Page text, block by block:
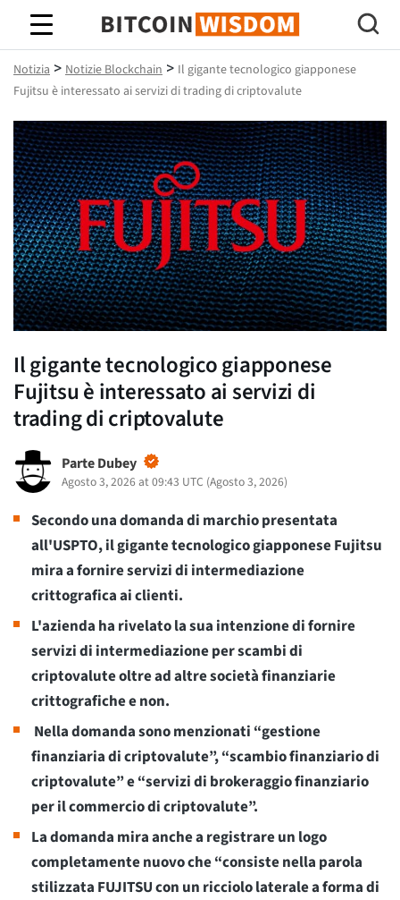
Saggezza Bitcoin
Notizia > Notizie Blockchain > Il gigante tecnologico giapponese
Fujitsu è interessato ai servizi di trading di criptovalute
Il gigante tecnologico giapponese
Fujitsu è interessato ai servizi di
trading di criptovalute
Parte Dubey
Agosto 3, 2026 at 09:43 UTC (Agosto 3, 2026)
Secondo una domanda di marchio presentata
all'USPTO, il gigante tecnologico giapponese Fujitsu
mira a fornire servizi di intermediazione
crittografica ai clienti.
L'azienda ha rivelato la sua intenzione di fornire
servizi di intermediazione per scambi di
criptovalute oltre ad altre società finanziarie
crittografiche e non.
Nella domanda sono menzionati “gestione
finanziaria di criptovalute”, “scambio finanziario di
criptovalute” e “servizi di brokeraggio finanziario
per il commercio di criptovalute”.
La domanda mira anche a registrare un logo
completamente nuovo che “consiste nella parola
stilizzata FUJITSU con un ricciolo laterale a forma di